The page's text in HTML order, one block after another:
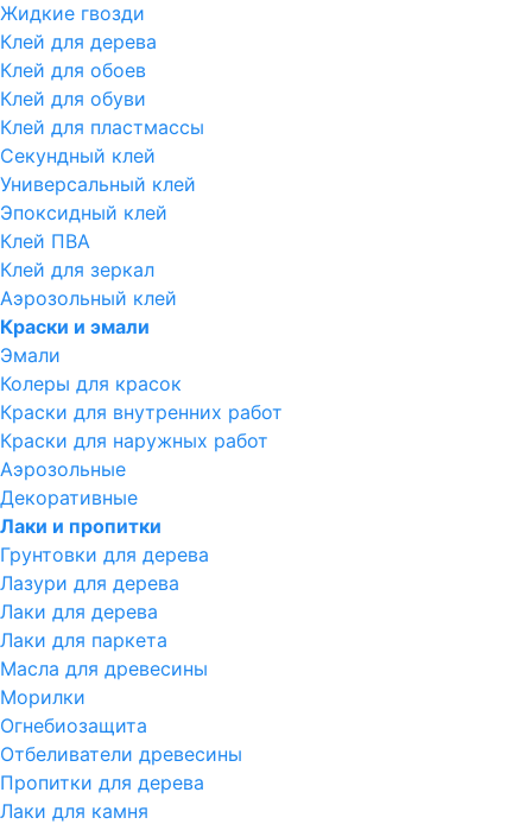
Жидкие гвозди
Клей для дерева
Клей для обоев
Клей для обуви
Клей для пластмассы
Секундный клей
Универсальный клей
Эпоксидный клей
Клей ПВА
Клей для зеркал
Аэрозольный клей
Краски и эмали
Эмали
Колеры для красок
Краски для внутренних работ
Краски для наружных работ
Аэрозольные
Декоративные
Лаки и пропитки
Грунтовки для дерева
Лазури для дерева
Лаки для дерева
Лаки для паркета
Масла для древесины
Морилки
Огнебиозащита
Отбеливатели древесины
Пропитки для дерева
Лаки для камня